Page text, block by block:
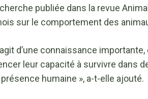
publiée dans la revue
sur le comportement des
d’une connaissance
leur capacité à survivre dans
présence humaine », a-t-elle ajouté.